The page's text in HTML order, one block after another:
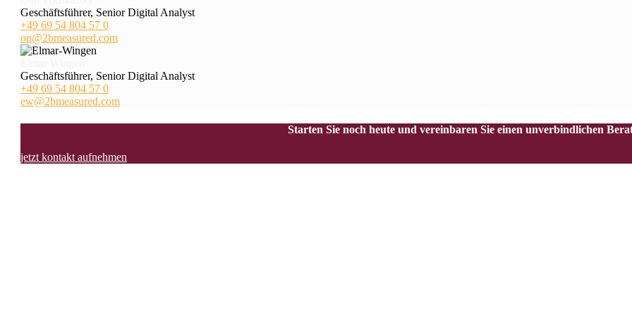
Geschäftsführer, Senior Digital Analyst
+49 69 54 804 57 0
op@2bmeasured.com
Geschäftsführer, Senior Digital Analyst
+49 69 54 804 57 0
ew@2bmeasured.com
Starten Sie noch heute und vereinbaren Sie einen unverbindlichen
jetzt kontakt aufnehmen